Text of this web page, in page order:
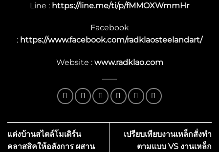
Line : https://line.me/ti/p/fMMOXWmmHr
Facebook
: https://www.facebook.com/radklaosteelandart/
Website : www.radklao.com
แต่งบ้านสไตล์โมเดิร์น
คลาสสิคให้อลังการ ผสาน
เปรียบเทียบงานเหล็กสั่งทำ
ตามแบบ VS งานเหล็ก